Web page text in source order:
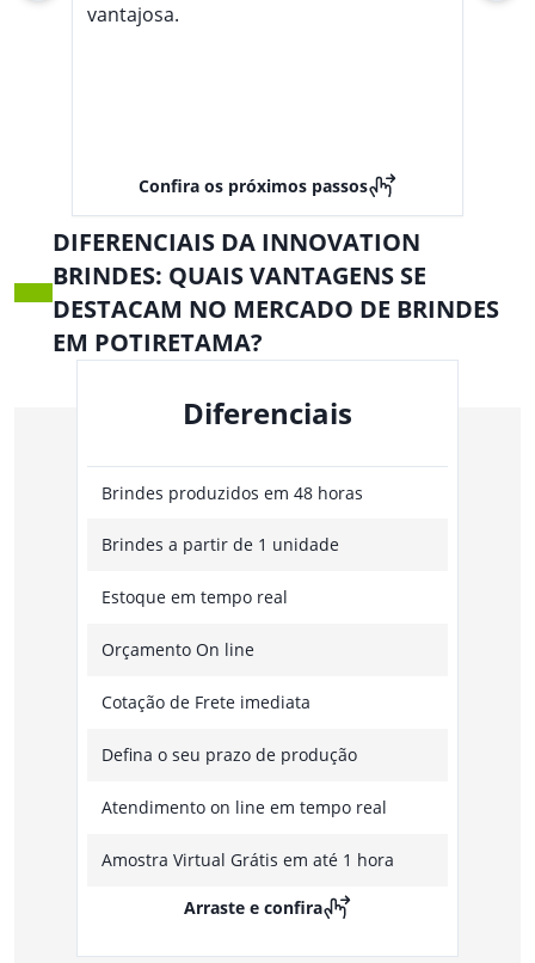
vantajosa.
Confira os próximos passos
DIFERENCIAIS DA INNOVATION
BRINDES: QUAIS VANTAGENS SE
DESTACAM NO MERCADO DE BRINDES
EM POTIRETAMA?
Diferenciais
Brindes produzidos em 48 horas
Brindes a partir de 1 unidade
Estoque em tempo real
Orçamento On line
Cotação de Frete imediata
Defina o seu prazo de produção
Atendimento on line em tempo real
Amostra Virtual Grátis em até 1 hora
Arraste e confira